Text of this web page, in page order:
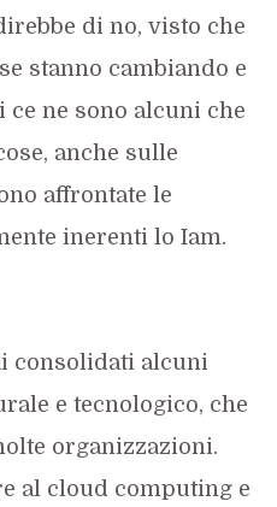
di no, visto che
stanno cambiando e
ne sono alcuni che
anche sulle
affrontate le
inerenti lo Iam.
consolidati alcuni
e tecnologico, che
organizzazioni.
al cloud computing e